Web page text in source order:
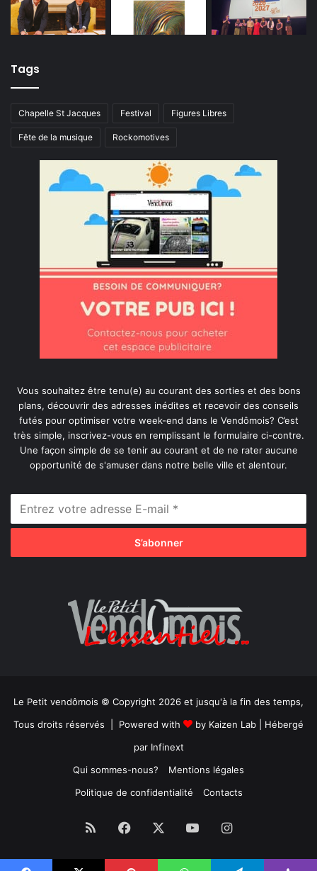
Tags
Chapelle St Jacques Festival Figures Libres
Fête de la musique Rockomotives
Vous souhaitez être tenu(e) au courant des sorties et des bons
plans, découvrir des adresses inédites et recevoir des conseils
futés pour optimiser votre week-end dans le Vendômois? C’est
très simple, inscrivez-vous en remplissant le formulaire ci-contre.
Une façon simple de se tenir au courant et de ne rater aucune
opportunité de s'amuser dans notre belle ville et alentour.
Le Petit vendômois © Copyright 2026 et jusqu'à la fin des temps,
Tous droits réservés | Powered with
by Kaizen Lab | Hébergé
par Infinext
Qui sommes-nous?
Mentions légales
Politique de confidentialité
Contacts
RSS Facebook YouTubeInstagram